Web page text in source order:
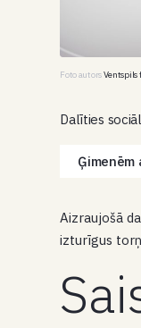
Foto autorsVentspils
Dalīties
Ģimenēm
Aizraujošā
izturīgus